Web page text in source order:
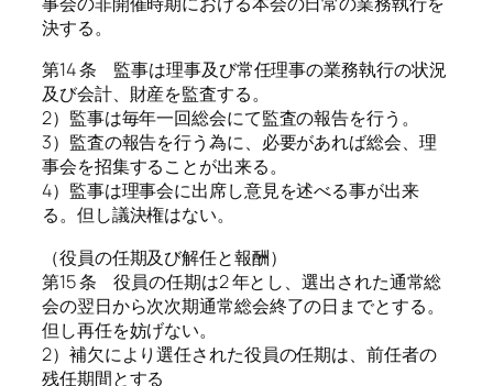
決する。
第14 条 監事は理事及び常任理事の業務執行の状況
及び会計、財産を監査する。
2）監事は毎年一回総会にて監査の報告を行う。
3）監査の報告を行う為に、必要があれば総会、理
事会を招集することが出来る。
4）監事は理事会に出席し意見を述べる事が出来
る。但し議決権はない。
（役員の任期及び解任と報酬）
第15 条 役員の任期は2 年とし、選出された通常総
会の翌日から次次期通常総会終了の日までとする。
但し再任を妨げない。
2）補欠により選任された役員の任期は、前任者の
残任期間とする